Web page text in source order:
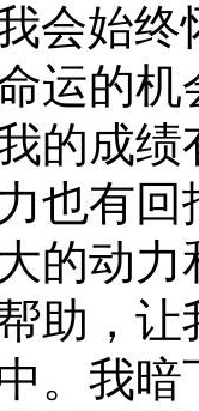
始终
运的
的成
也有
的动
助，
。我